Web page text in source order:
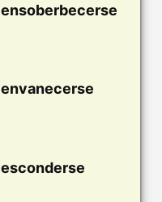
ensoberbecerse
envanecerse
esconderse